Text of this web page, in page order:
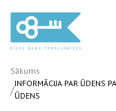
Sākums
/INFORMĀCIJA PAR ŪDENS
ŪDENS